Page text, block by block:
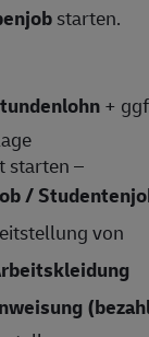
starten.
+
starten –
/
von